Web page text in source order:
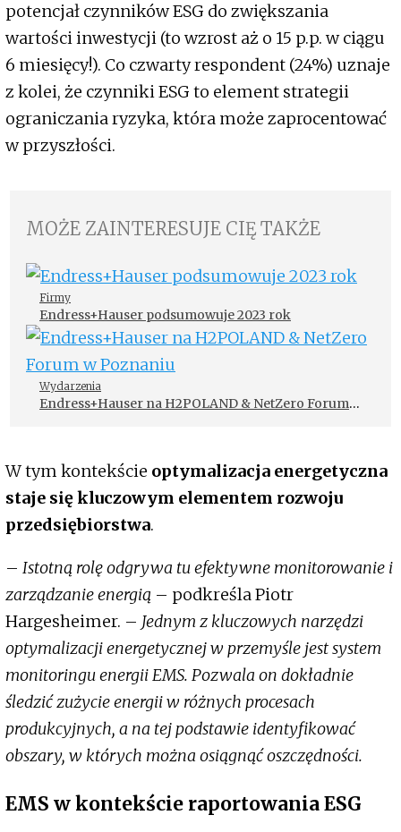
potencjał czynników ESG do zwiększania
wartości inwestycji (to wzrost aż o 15 p.p. w ciągu
6 miesięcy!). Co czwarty respondent (24%) uznaje
z kolei, że czynniki ESG to element strategii
ograniczania ryzyka, która może zaprocentować
w przyszłości.
MOŻE ZAINTERESUJE CIĘ TAKŻE
Firmy
Endress+Hauser podsumowuje 2023 rok
Wydarzenia
Endress+Hauser na H2POLAND & NetZero Forum
W tym kontekście optymalizacja energetyczna
staje się kluczowym elementem rozwoju
przedsiębiorstwa.
– Istotną rolę odgrywa tu efektywne monitorowanie i
zarządzanie energią – podkreśla Piotr
Hargesheimer. – Jednym z kluczowych narzędzi
optymalizacji energetycznej w przemyśle jest system
monitoringu energii EMS. Pozwala on dokładnie
śledzić zużycie energii w różnych procesach
produkcyjnych, a na tej podstawie identyfikować
obszary, w których można osiągnąć oszczędności.
EMS w kontekście raportowania ESG